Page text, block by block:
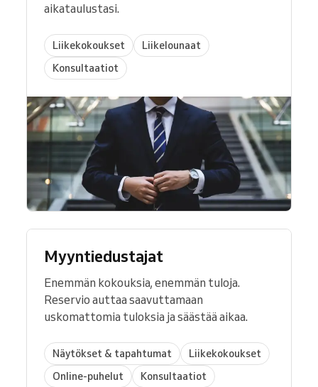
aikataulustasi.
Liikekokoukset
Liikelounaat
Konsultaatiot
Myyntiedustajat
Enemmän kokouksia, enemmän tuloja.
Reservio auttaa saavuttamaan
uskomattomia tuloksia ja säästää aikaa.
Näytökset & tapahtumat
Liikekokoukset
Online-puhelut
Konsultaatiot